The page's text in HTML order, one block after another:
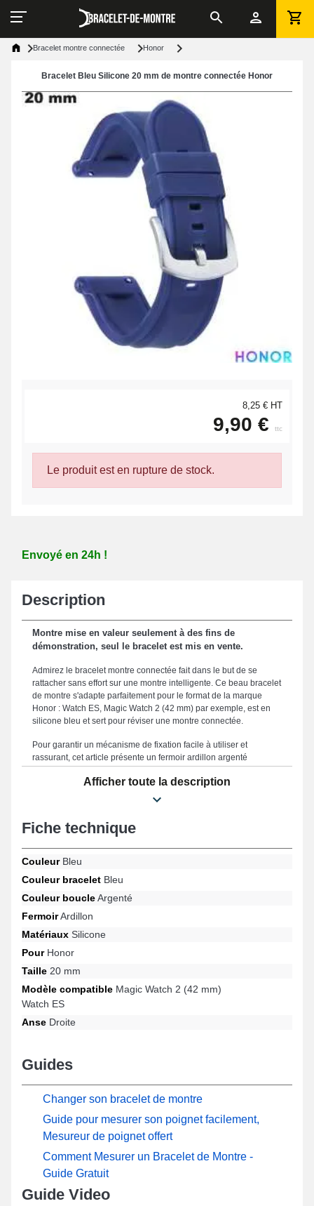
Bracelet montre connectée Honor
Bracelet Bleu Silicone 20 mm de montre connectée Honor
8,25 € HT
9,90 € ttc
Le produit est en rupture de stock.
Envoyé en 24h !
Description
Montre mise en valeur seulement à des fins de
démonstration, seul le bracelet est mis en vente.
Admirez le bracelet montre connectée fait dans le but de se
rattacher sans effort sur une montre intelligente. Ce beau bracelet
de montre s'adapte parfaitement pour le format de la marque
Honor : Watch ES, Magic Watch 2 (42 mm) par exemple, est en
silicone bleu et sert pour réviser une montre connectée.
Pour garantir un mécanisme de fixation facile à utiliser et
rassurant, cet article présente un fermoir ardillon argenté
votre style et une tenue agréable, ce bracelet pour smartwatch est
large de 20 mm. Dans la mesure où il est robuste, ce bracelet
fatigué ou défectueux. La couleur bleue évoque une sobriété
raffinée et cela complète harmonieusement à toutes les tenues,
combinant qualité exceptionnelle et polyvalence dans le but de
répondre aux exigences des adeptes de confort. Un fermoir
bracelet de montre connectée et est compatible avec le format de
Magic Watch 2 (42 mm), Watch ES par exemple de la marque
nombreux modèles de la marque Honor, ce produit allie
esthétique moderne et praticité afin d'assurer une utilisation
agréable.
Afficher toute la description
Fiche technique
CouleurBleu
Couleur bracelet Bleu
Couleur boucleArgenté
FermoirArdillon
Matériaux Silicone
PourHonor
Taille 20 mm
Modèle compatible Magic Watch 2 (42 mm)
Watch ES
Anse Droite
Guides
Changer son bracelet de montre
Guide pour mesurer son poignet facilement,
Mesureur de poignet offert
Comment Mesurer un Bracelet de Montre -
Guide Gratuit
Guide Video